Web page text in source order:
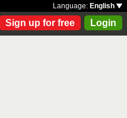
Language: English
Sign up for free Login